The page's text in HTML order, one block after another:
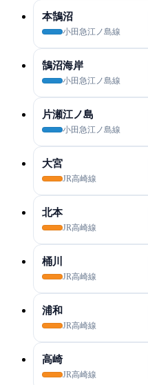
本鵠沼
小田急江ノ島線
鵠沼海岸
小田急江ノ島線
片瀬江ノ島
小田急江ノ島線
大宮
JR高崎線
北本
JR高崎線
桶川
JR高崎線
浦和
JR高崎線
高崎
JR高崎線